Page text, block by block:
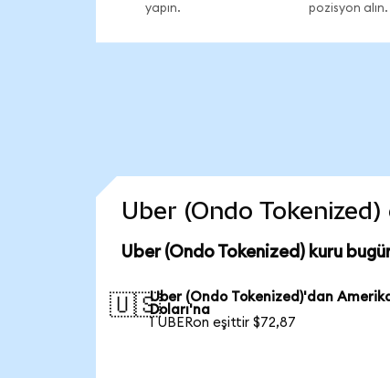
yapın.
pozisyon alın.
Uber (Ondo
Uber (Ondo Tokenized) kuru
🇺🇸Uber (Ondo Tokenized)'dan
Doları'na
1 UBERon eşittir $72,87